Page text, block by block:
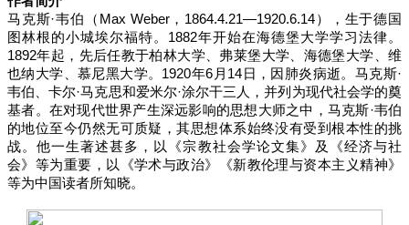
马克斯·韦伯（Max Weber，1864.4.21—1920.6.14），生于德国
图林根的小城埃尔福特。1882年开始在海德堡大学学习法律。
1892年起，先后任教于柏林大学、弗莱堡大学、海德堡大学、维
也纳大学、慕尼黑大学。1920年6月14日，因肺炎病逝。马克斯·
韦伯、卡尔·马克思和爱米尔·涂尔干三人，并列为现代社会学的奠
基者。在对现代世界产生深远影响的思想大师之中，马克斯·韦伯
的地位至今仍然无可质疑，其思想体系始终没有受到根本性的挑
战。他一生著述甚多，以《宗教社会学论文集》及《经济与社
会》等为重要，以《学术与政治》《新教伦理与资本主义精神》
等为中国读者所知晓。